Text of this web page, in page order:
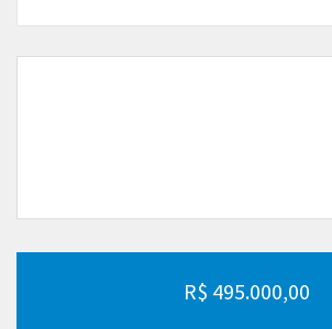
R$ 495.000,00